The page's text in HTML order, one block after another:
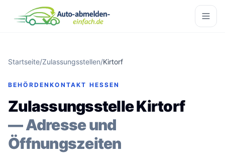
Startseite/Zulassungsstellen/Kirtorf
BEHÖRDENKONTAKT HESSEN
Zulassungsstelle Kirtorf
— Adresse und
Öffnungszeiten